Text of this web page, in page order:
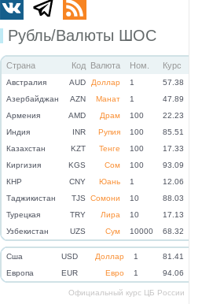
Рубль/Валюты ШОС
Страна Код Валюта Ном. Курс
Австралия AUD Доллар 1
57.38
Азербайджан
AZN Манат 1
47.89
Армения
AMD Драм 100
22.23
Индия
INR Рупия 100
85.51
Казахстан
KZT Тенге 100
17.33
Киргизия
KGS Сом 100
93.09
КНР
CNY Юань 1
12.06
Таджикистан
TJS Сомони 10
88.03
Турецкая
TRY Лира 10
17.13
Узбекистан
UZS Сум 10000 68.32
Cша USD Доллар 1
81.41
Eвропа
EUR Евро 1 94.06
Официальный курс ЦБ России